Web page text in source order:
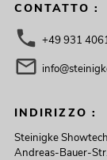
CONTATTO :
+49 931
INDIRIZZO :
Steinigke
Andreas-Bauer-